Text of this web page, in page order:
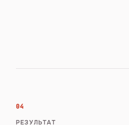
04
РЕЗУЛЬТАТ